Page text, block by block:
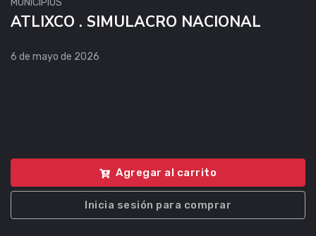
ATLIXCO . SIMULACRO NACIONAL
6 de mayo de 2026
Agregar al carrito
Inicia sesión para comprar